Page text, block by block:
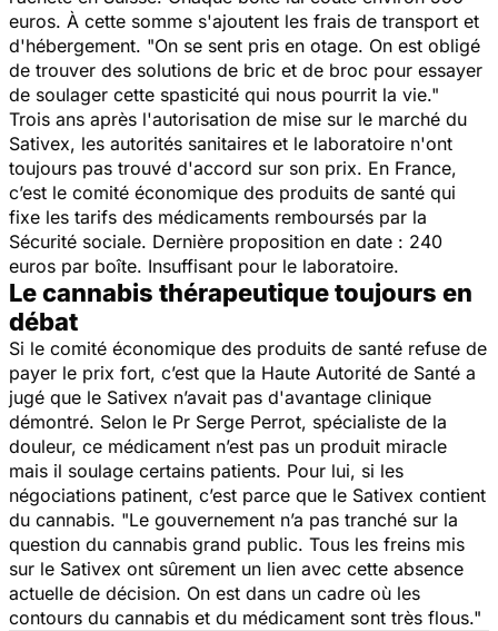
euros. À cette somme s'ajoutent les frais de transport et
d'hébergement. "On se sent pris en otage. On est obligé
de trouver des solutions de bric et de broc pour essayer
de soulager cette spasticité qui nous pourrit la vie."
Trois ans après l'autorisation de mise sur le marché du
Sativex, les autorités sanitaires et le laboratoire n'ont
toujours pas trouvé d'accord sur son prix. En France,
c’est le comité économique des produits de santé qui
fixe les tarifs des médicaments remboursés par la
Sécurité sociale. Dernière proposition en date : 240
euros par boîte. Insuffisant pour le laboratoire.
Le cannabis thérapeutique toujours en
débat
Si le comité économique des produits de santé refuse de
payer le prix fort, c’est que la Haute Autorité de Santé a
jugé que le Sativex n’avait pas d'avantage clinique
démontré. Selon le Pr Serge Perrot, spécialiste de la
douleur, ce médicament n’est pas un produit miracle
mais il soulage certains patients. Pour lui, si les
négociations patinent, c’est parce que le Sativex contient
du cannabis. "Le gouvernement n’a pas tranché sur la
question du cannabis grand public. Tous les freins mis
sur le Sativex ont sûrement un lien avec cette absence
actuelle de décision. On est dans un cadre où les
contours du cannabis et du médicament sont très flous."